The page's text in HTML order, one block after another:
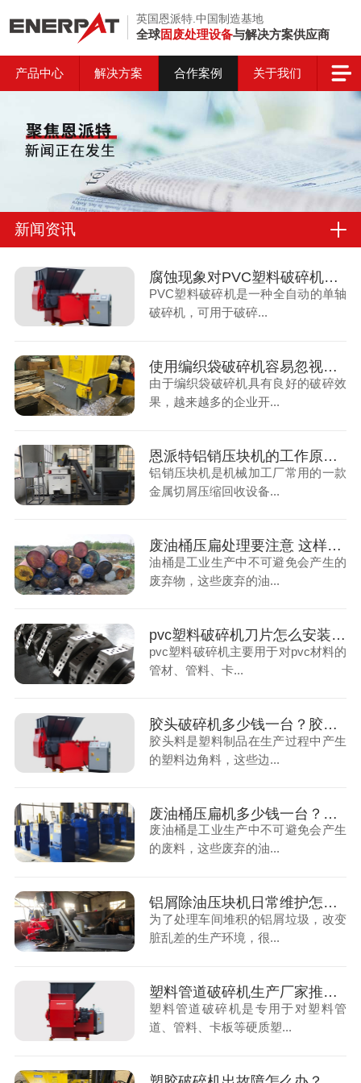
英国恩派特.中国制造基地
全球固废处理设备与解决方案供应商
产品中心 解决方案 合作案例 关于我们
新闻资讯
腐蚀现象对PVC塑料破碎机带来的损伤，你知道吗？
PVC塑料破碎机是一种全自动的单轴
破碎机，可用于破碎...
使用编织袋破碎机容易忽视的问题，你知道吗？
由于编织袋破碎机具有良好的破碎效
果，越来越多的企业开...
恩派特铝销压块机的工作原理和操作注意事项
铝销压块机是机械加工厂常用的一款
金属切屑压缩回收设备...
废油桶压扁处理要注意 这样做才不会被罚！
油桶是工业生产中不可避免会产生的
废弃物，这些废弃的油...
pvc塑料破碎机刀片怎么安装？pvc破碎机刀片安装步骤分享
pvc塑料破碎机主要用于对pvc材料的
管材、管料、卡...
胶头破碎机多少钱一台？胶头破碎机选择技巧分享
胶头料是塑料制品在生产过程中产生
的塑料边角料，这些边...
废油桶压扁机多少钱一台？油桶压扁机选择方法分析
废油桶是工业生产中不可避免会产生
的废料，这些废弃的油...
铝屑除油压块机日常维护怎么做？铝屑除油压块机保养方法介绍
为了处理车间堆积的铝屑垃圾，改变
脏乱差的生产环境，很...
塑料管道破碎机生产厂家推荐及选择技巧分享
塑料管道破碎机是专用于对塑料管
道、管料、卡板等硬质塑...